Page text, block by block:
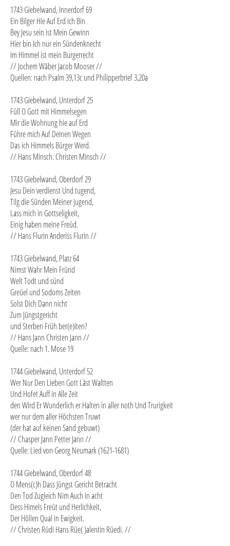
1743 Giebelwand, Innerdorf 69
Ein Bilger Hie Auf Erd ich Bin
Bey Jesu sein ist Mein Gewinn
Hier bin Ich nur ein Sündenknecht
Im Himmel ist mein Burgerrecht
// Jochem Wäber Jacob Mooser //
Quellen: nach Psalm 39,13c und Philipperbrief 3,20a
1743 Giebelwand, Unterdorf 25
Füll O Gott mit Himmelsegen
Mir die Wohnung hie auf Erd
Führe mich Auf Deinen Wegen
Das ich Himmels Bürger Werd.
// Hans Minsch. Christen Minsch //
1743 Giebelwand, Oberdorf 29
Jesu Dein verdienst Und tugend,
Tilg die Sünden Meiner Jugend,
Lass mich in Gottseligkeit,
Einig haben meine Freüd.
// Hans Flurin Anderiss Flurin //
1743 Giebelwand, Platz 64
Nimst Wahr Mein Fründ
Welt Todt und sünd
Greüel und Sodoms Zeiten
Solst Dich Dann nicht
Zum Jüngstgericht
und Sterben Früh ber(e)iten?
// Hans Jann Christen Jann //
Quelle: nach 1. Mose 19
1744 Giebelwand, Unterdorf 52
Wer Nur Den Lieben Gott Läst Waltten
Und Hofet Auff in Alle Zeit
den Wird Er Wunderlich er Halten in aller noth Und Trurigkeit
wer nur dem aller Höchsten Truwt
(der hat auf keinen Sand gebuwt)
// Chasper Jann Petter Jann //
Quelle: Lied von Georg Neumark (1621-1681)
1744 Giebelwand, Oberdorf 48
O Mens(c)h Dass Jüngst Gericht Betracht
Den Tod Zugleich Nim Auch In acht
Dess Himels Freüt und Herlichkeit,
Der Höllen Qual in Ewigkeit.
// Christen Rüdi Hans Rüe( )alentin Rüedi. //